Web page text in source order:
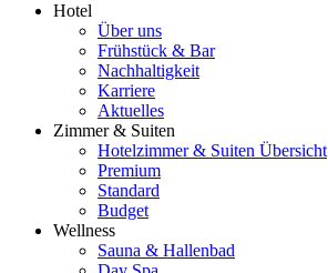
Hotel
Über uns
Frühstück & Bar
Nachhaltigkeit
Karriere
Aktuelles
Zimmer & Suiten
Hotelzimmer & Suiten Übersicht
Premium
Standard
Budget
Wellness
Sauna & Hallenbad